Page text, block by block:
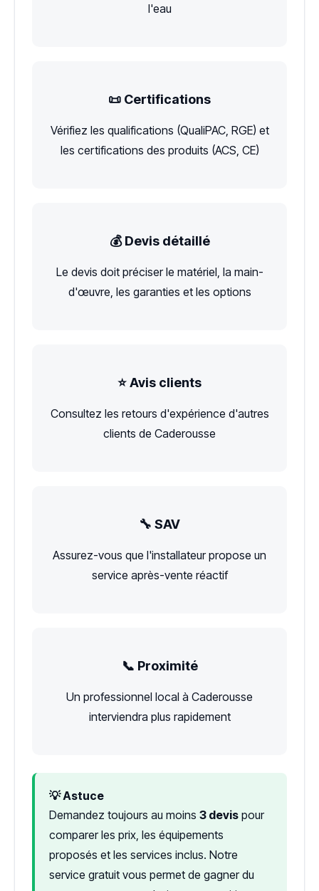
l'eau
📜 Certifications
Vérifiez les qualifications (QualiPAC, RGE) et
les certifications des produits (ACS, CE)
💰 Devis détaillé
Le devis doit préciser le matériel, la main-
d'œuvre, les garanties et les options
⭐ Avis clients
Consultez les retours d'expérience d'autres
clients de Caderousse
🔧 SAV
Assurez-vous que l'installateur propose un
service après-vente réactif
📞 Proximité
Un professionnel local à Caderousse
interviendra plus rapidement
💡 Astuce
Demandez toujours au moins 3 devis pour
comparer les prix, les équipements
proposés et les services inclus. Notre
service gratuit vous permet de gagner du